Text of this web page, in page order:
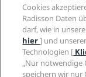
Responsible
Einkauf
Digitale
Moderne
FAQ
Inhaltsübersicht
Marken von
Cookies
Radisson Daten
darf, wie in
hier] und
Technologien [
„Nur notwendige
speichern wir nur